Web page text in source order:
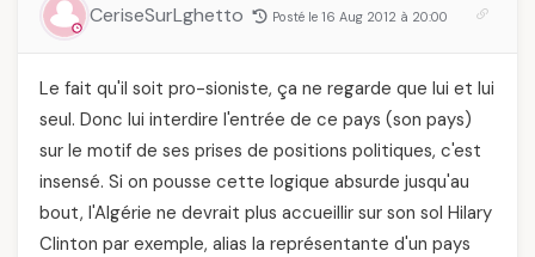
CeriseSurLghetto Posté le 16 Aug 2012 à 20:00
Le fait qu'il soit pro-sioniste, ça ne regarde que lui et lui
seul. Donc lui interdire l'entrée de ce pays (son pays)
sur le motif de ses prises de positions politiques, c'est
insensé. Si on pousse cette logique absurde jusqu'au
bout, l'Algérie ne devrait plus accueillir sur son sol Hilary
Clinton par exemple, alias la représentante d'un pays